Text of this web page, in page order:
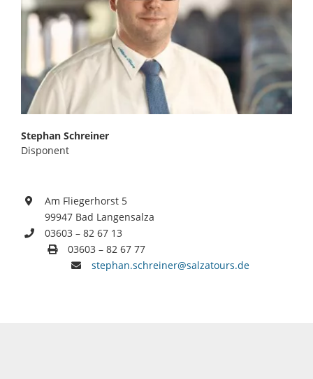
Stephan Schreiner
Disponent
Am Fliegerhorst 5
99947 Bad Langensalza
03603 – 82 67 13
03603 – 82 67 77
stephan.schreiner@salzatours.de